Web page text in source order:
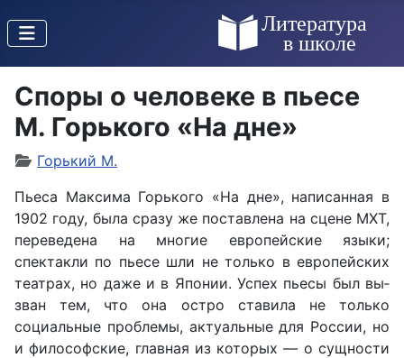
Споры о человеке в пьесе
М. Горького «На дне»
Горький М.
Пьеса Максима Горького «На дне», написанная в
1902 году, была сразу же поставлена на сцене МХТ,
переведена на многие ев­ропейские языки;
спектакли по пьесе шли не только в евро­пейских
театрах, но даже и в Японии. Успех пьесы был вы­
зван тем, что она остро ставила не только
социальные проблемы, актуальные для России, но
и философские, главная из которых — о сущности